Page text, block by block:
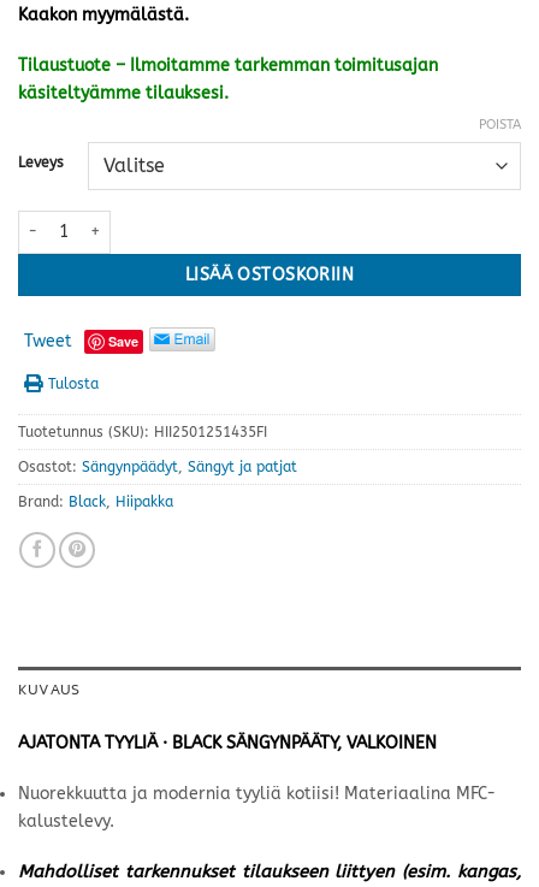
Kaakon myymälästä.
Tilaustuote – Ilmoitamme tarkemman toimitusajan
käsiteltyämme tilauksesi.
Leveys
POISTA
Black sängynpääty, valkoinen määrä
LISÄÄ OSTOSKORIIN
Tweet Save
Tulosta
Tuotetunnus (SKU): HII2501251435FI
Osastot: Sängynpäädyt Sängyt ja patjat
Brand: Black Hiipakka
KUVAUS
AJATONTA TYYLIÄ · BLACK SÄNGYNPÄÄTY, VALKOINEN
Nuorekkuutta ja modernia tyyliä kotiisi! Materiaalina MFC-
kalustelevy.
Mahdolliset tarkennukset tilaukseen liittyen (esim. kangas,